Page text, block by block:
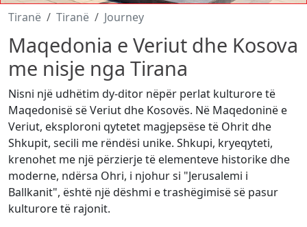
Tiranë Tiranë Journey
Maqedonia e Veriut dhe Kosova
me nisje nga Tirana
Nisni një udhëtim dy-ditor nëpër perlat kulturore të
Maqedonisë së Veriut dhe Kosovës. Në Maqedoninë e
Veriut, eksploroni qytetet magjepsëse të Ohrit dhe
Shkupit, secili me rëndësi unike. Shkupi, kryeqyteti,
krenohet me një përzierje të elementeve historike dhe
moderne, ndërsa Ohri, i njohur si "Jerusalemi i
Ballkanit", është një dëshmi e trashëgimisë së pasur
kulturore të rajonit.